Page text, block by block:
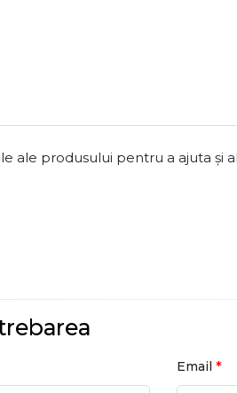
ale produsului pentru a ajuta și
Email *